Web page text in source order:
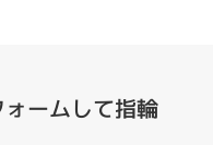
ームして指輪